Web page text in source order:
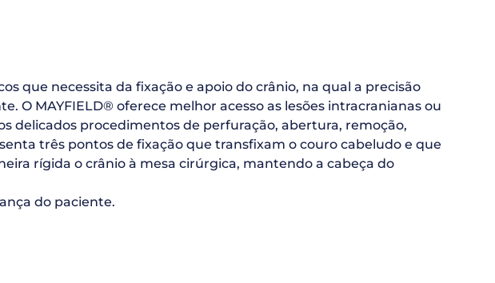
que necessita da fixação e apoio do crânio, na qual a precisão
O MAYFIELD® oferece melhor acesso as lesões intracranianas ou
delicados procedimentos de perfuração, abertura, remoção,
três pontos de fixação que transfixam o couro cabeludo e que
rígida o crânio à mesa cirúrgica, mantendo a cabeça do
do paciente.